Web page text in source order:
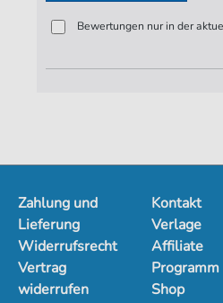
Bewertungen nur in der
Zahlung und
Lieferung
Widerrufsrecht
Vertrag
widerrufen
Kontakt
Verlage
Affiliate
Programm
Shop